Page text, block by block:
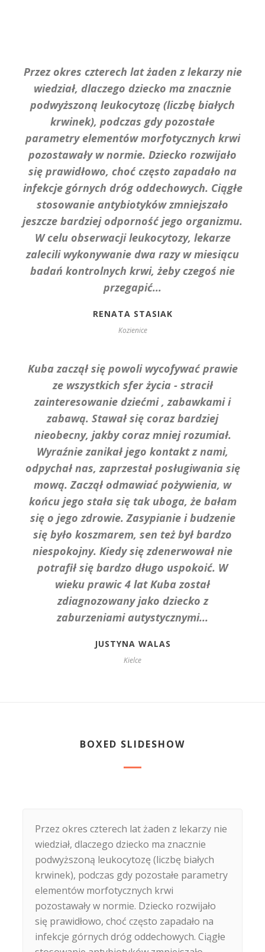
Przez okres czterech lat żaden z lekarzy nie
wiedział, dlaczego dziecko ma znacznie
podwyższoną leukocytozę (liczbę białych
krwinek), podczas gdy pozostałe
parametry elementów morfotycznych krwi
pozostawały w normie. Dziecko rozwijało
się prawidłowo, choć często zapadało na
infekcje górnych dróg oddechowych. Ciągłe
stosowanie antybiotyków zmniejszało
jeszcze bardziej odporność jego organizmu.
W celu obserwacji leukocytozy, lekarze
zalecili wykonywanie dwa razy w miesiącu
badań kontrolnych krwi, żeby czegoś nie
przegapić...
RENATA STASIAK
Kozienice
Kuba zaczął się powoli wycofywać prawie
ze wszystkich sfer życia - stracił
zainteresowanie dziećmi , zabawkami i
zabawą. Stawał się coraz bardziej
nieobecny, jakby coraz mniej rozumiał.
Wyraźnie zanikał jego kontakt z nami,
odpychał nas, zaprzestał posługiwania się
mową. Zaczął odmawiać pożywienia, w
końcu jego stała się tak uboga, że bałam
się o jego zdrowie. Zasypianie i budzenie
się było koszmarem, sen też był bardzo
niespokojny. Kiedy się zdenerwował nie
potrafił się bardzo długo uspokoić. W
wieku prawic 4 lat Kuba został
zdiagnozowany jako dziecko z
zaburzeniami autystycznymi...
JUSTYNA WALAS
Kielce
BOXED SLIDESHOW
Przez okres czterech lat żaden z lekarzy nie
wiedział, dlaczego dziecko ma znacznie
podwyższoną leukocytozę (liczbę białych
krwinek), podczas gdy pozostałe parametry
elementów morfotycznych krwi
pozostawały w normie. Dziecko rozwijało
się prawidłowo, choć często zapadało na
infekcje górnych dróg oddechowych. Ciągłe
Kuba zaczął się powoli wycofywać prawie ze
wszystkich sfer życia - stracił
zainteresowanie dziećmi , zabawkami i
zabawą. Stawał się coraz bardziej
nieobecny, jakby coraz mniej rozumiał.
Wyraźnie zanikał jego kontakt z nami,
odpychał nas, zaprzestał posługiwania się
mową. Zaczął odmawiać pożywienia, w